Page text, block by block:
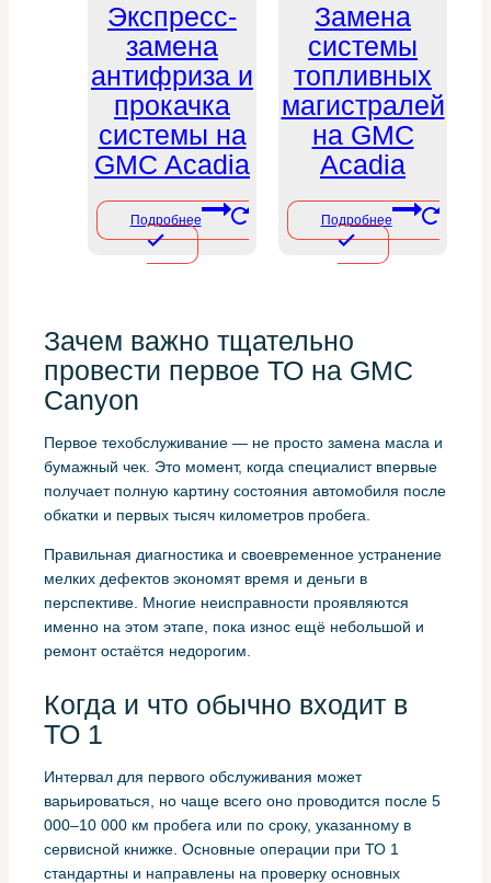
Экспресс-
замена
антифриза и
прокачка
системы на
GMC Acadia
Подробнее
Замена
системы
топливных
магистралей
на GMC
Acadia
Подробнее
Зачем важно тщательно
провести первое ТО на GMC
Canyon
Первое техобслуживание — не просто замена масла и
бумажный чек. Это момент, когда специалист впервые
получает полную картину состояния автомобиля после
обкатки и первых тысяч километров пробега.
Правильная диагностика и своевременное устранение
мелких дефектов экономят время и деньги в
перспективе. Многие неисправности проявляются
именно на этом этапе, пока износ ещё небольшой и
ремонт остаётся недорогим.
Когда и что обычно входит в
ТО 1
Интервал для первого обслуживания может
варьироваться, но чаще всего оно проводится после 5
000–10 000 км пробега или по сроку, указанному в
сервисной книжке. Основные операции при ТО 1
стандартны и направлены на проверку основных